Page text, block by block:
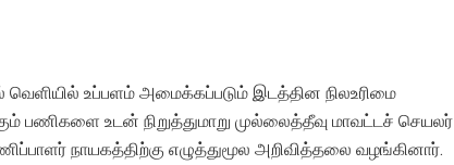
உப்பளம் அமைக்கப்படும் இடத்தின நிலஉரிமை
பணிகளை உடன் நிறுத்துமாறு முல்லைத்தீவு மாவட்டச் செயலர்
நாயகத்திற்கு எழுத்துமூல அறிவித்தலை வழங்கினார்.